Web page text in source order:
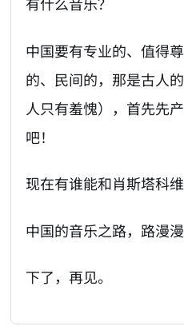
中国要有专业的、值得
的、民间的，那是古人
人只有羞愧），首先先
吧！
现在有谁能和肖斯塔科维
中国的音乐之路，路漫漫
下了，再见。